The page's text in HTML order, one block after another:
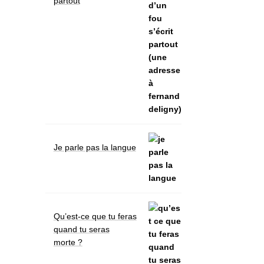
Je parle pas la langue
Qu’est-ce que tu feras
quand tu seras
morte ?